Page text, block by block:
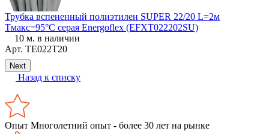
Трубка вспененный полиэтилен SUPER 22/20 L=2м
Тмакс=95°C серая Energoflex (EFXT022202SU)
10 м. в наличии
Арт. ТЕ022Т20
Next
Назад к списку
Опыт Многолетний опыт - более 30 лет на рынке